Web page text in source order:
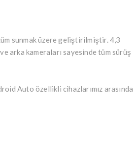
sunmak üzere geliştirilmiştir. 4,3
arka kameraları sayesinde tüm sürüş
Auto özellikli cihazlarımız arasında